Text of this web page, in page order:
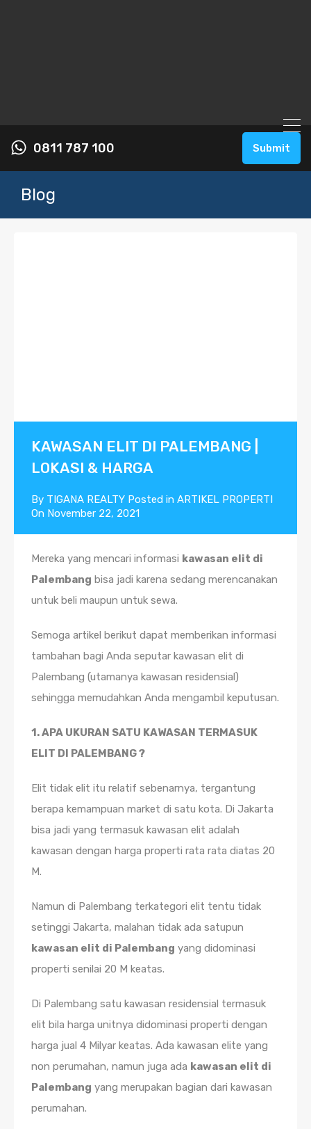
0811 787 100 Submit
Blog
KAWASAN ELIT DI PALEMBANG |
LOKASI & HARGA
By TIGANA REALTY Posted in ARTIKEL PROPERTI
On November 22, 2021
Mereka yang mencari informasi kawasan elit di
Palembang bisa jadi karena sedang merencanakan
untuk beli maupun untuk sewa.
Semoga artikel berikut dapat memberikan informasi
tambahan bagi Anda seputar kawasan elit di
Palembang (utamanya kawasan residensial)
sehingga memudahkan Anda mengambil keputusan.
1. APA UKURAN SATU KAWASAN TERMASUK
ELIT DI PALEMBANG ?
Elit tidak elit itu relatif sebenarnya, tergantung
berapa kemampuan market di satu kota. Di Jakarta
bisa jadi yang termasuk kawasan elit adalah
kawasan dengan harga properti rata rata diatas 20
M.
Namun di Palembang terkategori elit tentu tidak
setinggi Jakarta, malahan tidak ada satupun
kawasan elit di Palembang yang didominasi
properti senilai 20 M keatas.
Di Palembang satu kawasan residensial termasuk
elit bila harga unitnya didominasi properti dengan
harga jual 4 Milyar keatas. Ada kawasan elite yang
non perumahan, namun juga ada kawasan elit di
Palembang yang merupakan bagian dari kawasan
perumahan.